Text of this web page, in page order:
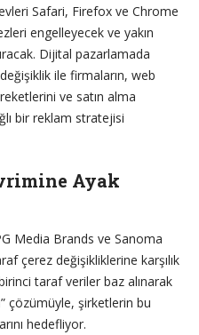
Safari, Firefox ve Chrome
engelleyecek ve yakın
Dijital pazarlamada
ile firmaların, web
ve satın alma
bir reklam stratejisi
Ayak
Media Brands ve Sanoma
çerez değişikliklerine karşılık
taraf veriler baz alınarak
çözümüyle, şirketlerin bu
hedefliyor.